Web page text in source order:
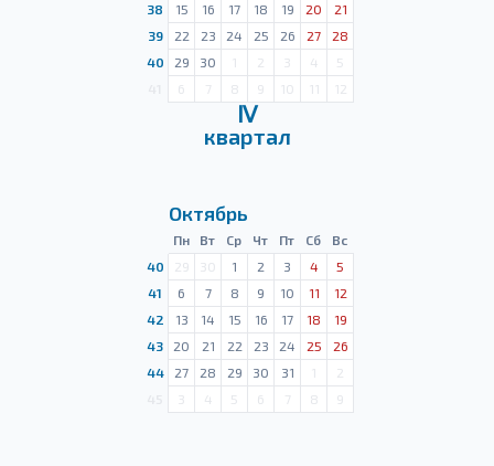
38
15 16 17 18 19 20
21
39
22 23 24 25 26 27
28
40
29 30 1 2 3 4
5
6 7 8 9 10 11 12
Ⅳ
квартал
Октябрь
Пн Вт Ср Чт Пт Сб
Вс
40
29 30 1 2 3 4
5
41
6 7 8 9 10 11
12
42
13 14 15 16 17 18
19
43
20 21 22 23 24 25
26
44
27 28 29 30 31 1
2
3 4 5 6 7 8 9